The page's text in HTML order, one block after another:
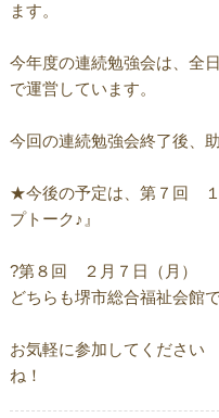
ます。
今年度の連続勉強会は、全
で運営しています。
今回の連続勉強会終了後、
★今後の予定は、第７回 １
プトーク♪』
?第８回 ２月７日（月）
どちらも堺市総合福祉会館
お気軽に参加してください
ね！ ?????????